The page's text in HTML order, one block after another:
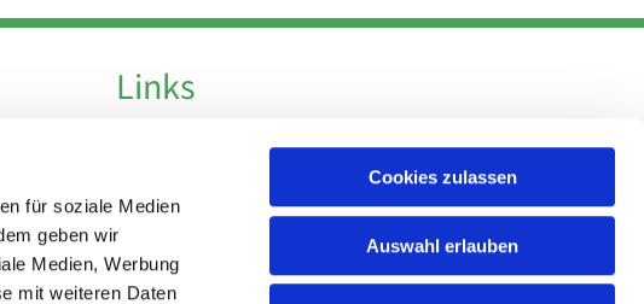
für soziale Medien
geben wir
Medien, Werbung
mit weiteren Daten
Cookies zulassen
Auswahl erlauben
Links
Impressum